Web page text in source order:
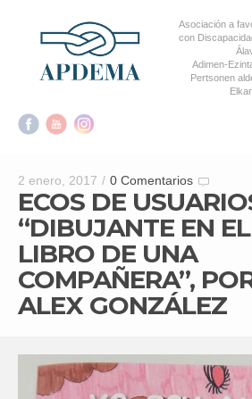
Asociación a
con
Adimen-
Pertsonen
2 enero, 2017 / 0 Comentarios
ECOS DE
“DIBUJANTE EN EL
LIBRO DE UNA
COMPAÑERA”,
ALEX GONZÁLEZ